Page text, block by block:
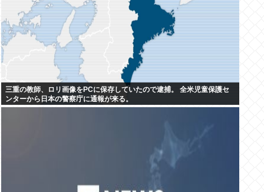
三重の教師、ロリ画像をPCに保存していたので逮捕。 全米児童保護セ
ンターから日本の警察庁に通報が来る。